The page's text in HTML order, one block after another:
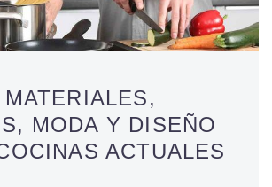
MATERIALES,
MODA Y DISEÑO
ACTUALES